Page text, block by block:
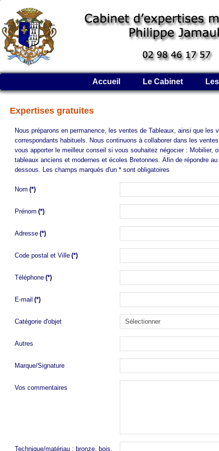
Accueil Le Cabinet
Expertises gratuites
Nous préparons en permanence, les ventes de Tableaux, ainsi que
correspondants habituels. Nous continuons à collaborer dans les
vous apporter le meilleur conseil si vous souhaitez négocier : Mobilier,
tableaux anciens et modernes et écoles Bretonnes. Afin de répondre
dessous. Les champs marqués d'un * sont obligatoires
Nom (*)
Prénom (*)
Adresse (*)
Code postal et Ville (*)
Téléphone (*)
E-mail (*)
Catégorie d'objet
Autres
Marque/Signature
Vos commentaires
Technique/matériau : bronze, bois,